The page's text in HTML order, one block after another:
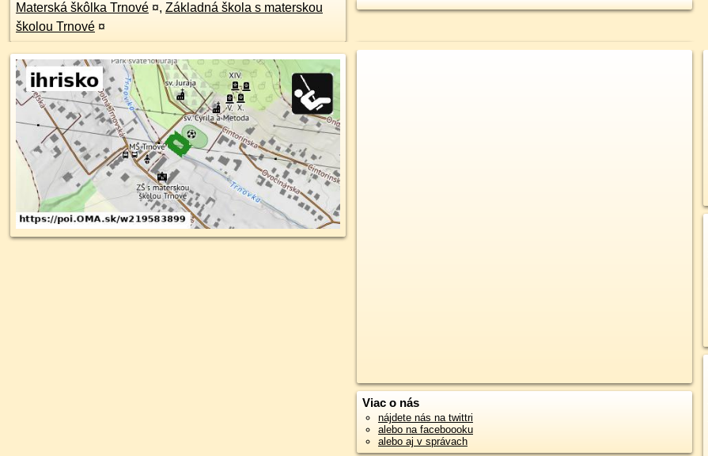
Materská škôlka Trnové ¤, Základná škola s materskou
školou Trnové ¤
Viac o nás
nájdete nás na twittri
alebo na faceboooku
alebo aj v správach